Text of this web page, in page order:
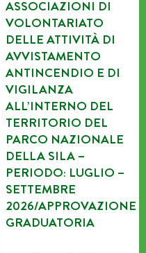
ASSOCIAZIONI DI
VOLONTARIATO
DELLE ATTIVITÀ DI
AVVISTAMENTO
ANTINCENDIO E DI
VIGILANZA
ALL’INTERNO DEL
TERRITORIO DEL
PARCO NAZIONALE
DELLA SILA –
PERIODO: LUGLIO –
SETTEMBRE
2026/APPROVAZIONE
GRADUATORIA